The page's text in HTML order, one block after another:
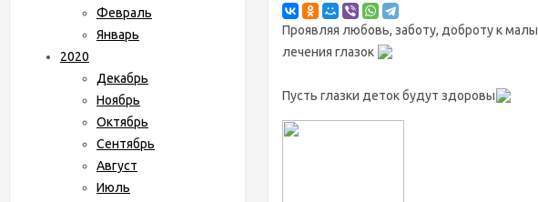
Февраль
Январь
2020
Декабрь
Ноябрь
Октябрь
Сентябрь
Август
Июль
Проявляя любовь, заботу, доброту к
лечения глазок
Пусть глазки деток будут здоровы